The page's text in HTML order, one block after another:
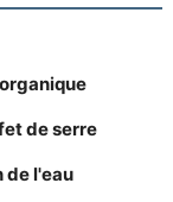
de serre
de l'eau